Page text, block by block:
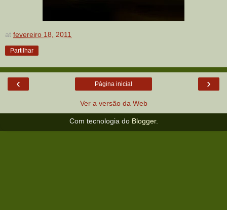
at fevereiro 18, 2011
Partilhar
‹ ›
Página inicial
Ver a versão da Web
Com tecnologia do Blogger.